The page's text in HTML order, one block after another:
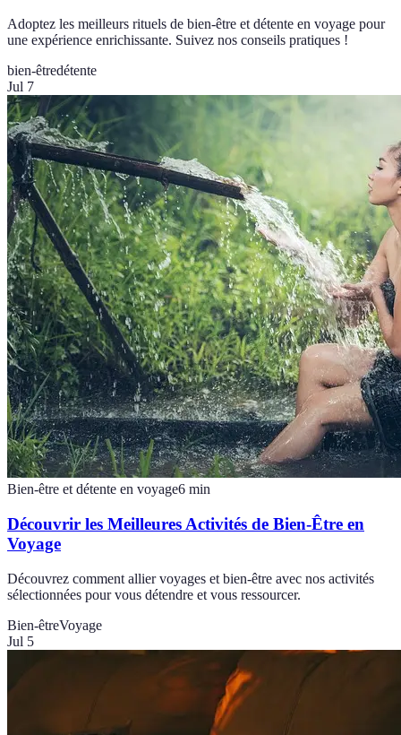
Adoptez les meilleurs rituels de bien-être et détente en voyage pour
une expérience enrichissante. Suivez nos conseils pratiques !
bien-êtredétente
Jul 7
Bien-être et détente en voyage6 min
Découvrir les Meilleures Activités de Bien-Être en
Voyage
Découvrez comment allier voyages et bien-être avec nos activités
sélectionnées pour vous détendre et vous ressourcer.
Bien-êtreVoyage
Jul 5